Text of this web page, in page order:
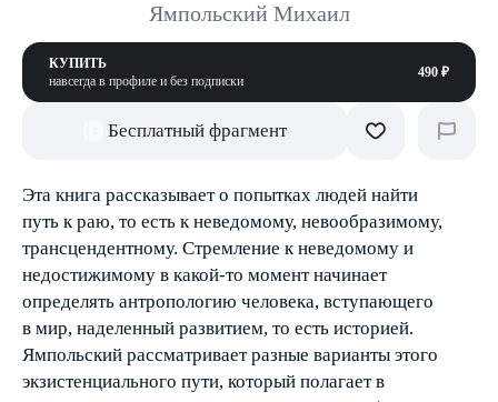
Ямпольский Михаил
КУПИТЬ
навсегда в профиле и без подписки
490 ₽
Бесплатный фрагмент
Эта книга рассказывает о попытках людей найти
путь к раю, то есть к неведомому, невообразимому,
трансцендентному. Стремление к неведомому и
недостижимому в какой-то момент начинает
определять антропологию человека, вступающего
в мир, наделенный развитием, то есть историей.
Ямпольский рассматривает разные варианты этого
экзистенциального пути, который полагает в